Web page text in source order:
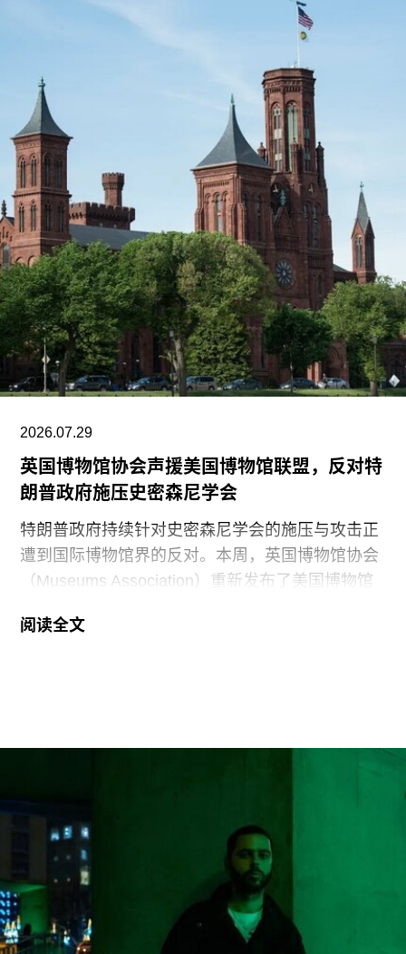
2026.07.29
英国博物馆协会声援美国博物馆联盟，反对特
朗普政府施压史密森尼学会
特朗普政府持续针对史密森尼学会的施压与攻击正
遭到国际博物馆界的反对。本周，英国博物馆协会
（Museums Association）重新发布了美国博物馆
月20日发表的一份声明，强烈谴责针对美国“国家
正博物馆所呈现的不准确信息”。7月4日，特朗普
尼学会及其管理层“未能完成阐释美国历史遗产这一
基本使命”。
美国博物馆联盟在声明中表示：“我们谴责特朗普政
府持续攻击史密森尼学会，以及那些负责保存、研
究和诠释美国历史、艺术、科学与文化的博物馆专
业人士。将博物馆如何呈现历史、艺术、科学、文
阅读全文